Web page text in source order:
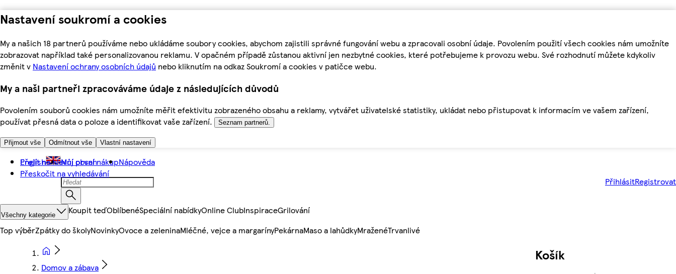
Nastavení soukromí a cookies
My a našich 18 partnerů používáme nebo ukládáme soubory cookies, abychom zajistili správné fungování webu a zpracovali osobní údaje. Povolením použití všech cookies nám umožníte
zobrazovat například také personalizovanou reklamu. V opačném případě zůstanou aktivní jen nezbytné cookies, které potřebujeme k provozu webu. Své rozhodnutí můžete kdykoliv
změnit v Nastavení ochrany osobních údajů nebo kliknutím na odkaz Soukromí a cookies v patičce webu.
My a naši partneři zpracováváme údaje z následujících důvodů
Povolením souborů cookies nám umožníte měřit efektivitu zobrazeného obsahu a reklamy, vytvářet uživatelské statistiky, ukládat nebo přistupovat k informacím ve vašem zařízení,
používat přesná data o poloze a identifikovat vaše zařízení.
Seznam partnerů.
Přijmout vše Odmítnout vše Vlastní nastavení
Přejít na hlavní obsah
Přeskočit na vyhledávání
English Můj první nákupNápověda
PřihlásitRegistrovat
Všechny kategorie Koupit teďOblíbenéSpeciální nabídkyOnline ClubInspiraceGrilování
Top výběrZpátky do školyNovinkyOvoce a zeleninaMléčné, vejce a margarínyPekárnaMaso a lahůdkyMraženéTrvanlivé
Domov a zábava
Košík